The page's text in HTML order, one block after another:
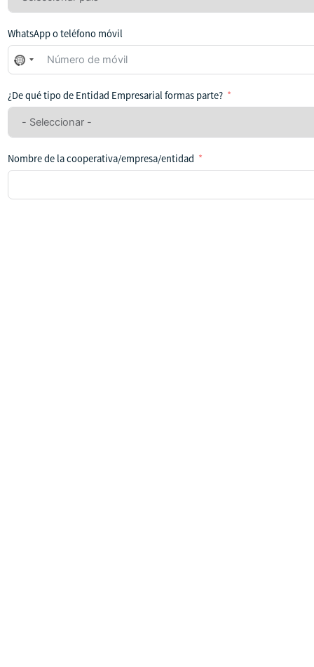
WhatsApp o teléfono móvil
No
se
seleccionado
ningún
¿De qué tipo de Entidad Empresarial formas parte?
Nombre de la cooperativa/empresa/entidad